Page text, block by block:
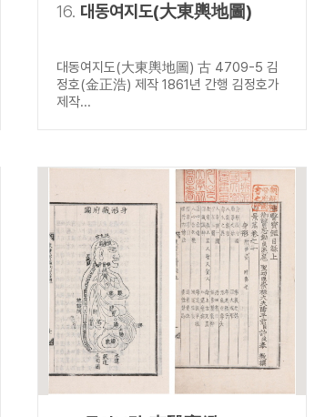
16. 대동여지도(大東輿地圖)
대동여지도(大東輿地圖) 古 4709-5 김
정호(金正浩) 제작 1861년 간행 김정호가
제작...